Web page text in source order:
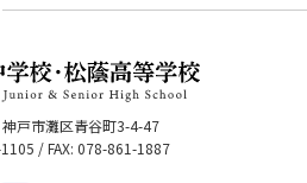
戸市灘区青谷町3-4-47
/ FAX: 078-861-1887